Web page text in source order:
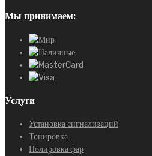
Мы принимаем:
Услуги
Установка сигнализаций
Тонировка
Полировка фар